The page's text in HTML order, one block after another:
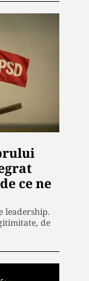
ce ne
leadership.
de